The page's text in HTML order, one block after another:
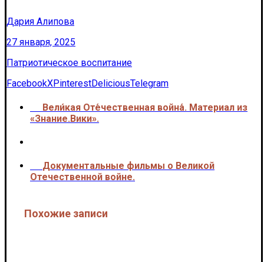
Дария Алипова
27 января, 2025
Патриотическое воспитание
FacebookXPinterestDeliciousTelegram
Вели́кая Оте́чественная война́. Материал из
«Знание.Вики».
Документальные фильмы о Великой
Отечественной войне.
Похожие записи